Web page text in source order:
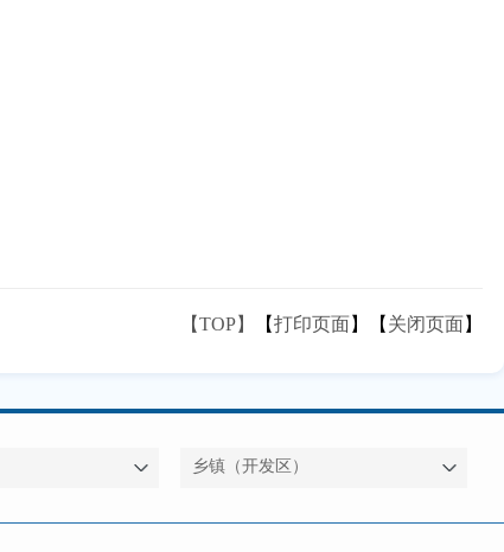
【TOP】 【打印页面】【 关闭页面】
乡镇（开发区）